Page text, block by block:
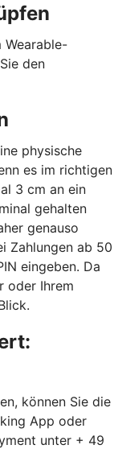
Wearable-
den
physische
es im richtigen
3 cm an ein
gehalten
genauso
Zahlungen ab 50
eingeben. Da
oder Ihrem
können Sie die
App oder
unter + 49